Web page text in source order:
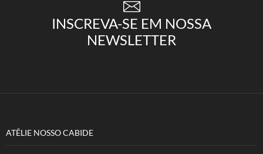
INSCREVA-SE EM NOSSA
NEWSLETTER
ATÊLIE NOSSO CABIDE